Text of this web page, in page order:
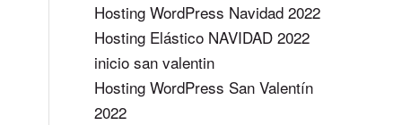
Hosting WordPress Navidad 2022
Hosting Elástico NAVIDAD 2022
inicio san valentin
Hosting WordPress San Valentín
2022